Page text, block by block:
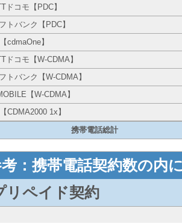
ドコモ【PDC】
トバンク【PDC】
cdmaOne】
ドコモ【W-CDMA】
トバンク【W-CDMA】
【W-CDMA】
CDMA2000 1x】
携帯電話総計
：携帯電話契約数の内
リペイド契約